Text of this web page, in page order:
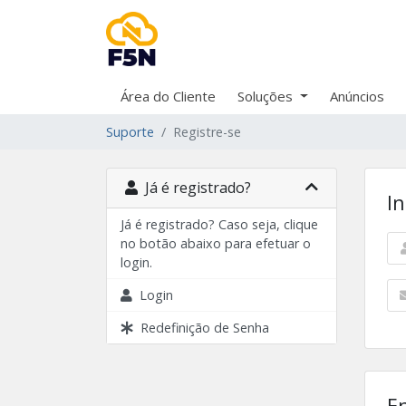
Área do Cliente Soluções Anúncios
Suporte Registre-se
Já é registrado?
Já é registrado? Caso seja, clique
no botão abaixo para efetuar o
login.
Login
Redefinição de Senha